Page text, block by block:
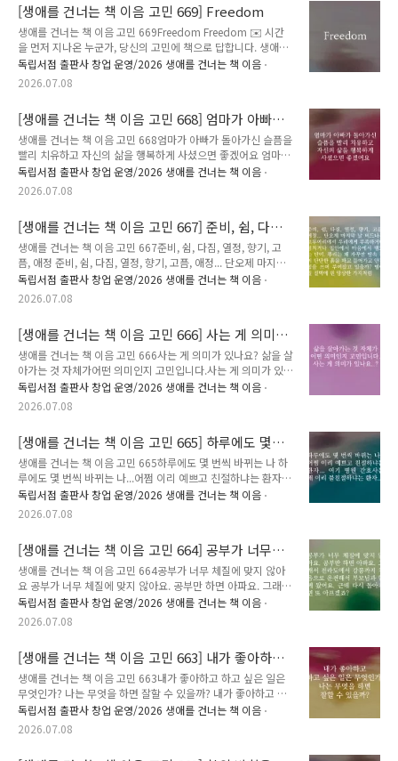
러분이 남겨주신 추천은 비슷한 고민을 하는 또 다른 누군가에게
다정한 이정표가 되어줄 예정입니다. 책 추천이 달린 고민 가운
데 80개를 선정해, 추천해주신 분의 이름(별명)으로 실제 고민을
남긴 분에게 추천 도서를 선물해 드립니다.🕰️ 이 고민은 2026
년 5월부터 6월까지 강릉 지역 7곳에서 진행된 [생애를 건..
[생애를 건너는 책 이음 고민 669] Freedom
생애를 건너는 책 이음 고민 669Freedom Freedom ✉️ 시간
을 먼저 지나온 누군가, 당신의 고민에 책으로 답합니다. 생애를
건너는 책 이음 : 시간을 건너 너에게 갈게.✍️ 고민에 어울리는
책과 그 이유, 그리고 응원의 한마디를 댓글에 남겨주세요.🎁 여
러분이 남겨주신 추천은 비슷한 고민을 하는 또 다른 누군가에게
데 80개를 선정해, 추천해주신 분의 이름(별명)으로 실제 고민을
남긴 분에게 추천 도서를 선물해 드립니다.🕰️ 이 고민은 2026
년 5월부터 6월까지 강릉 지역 7곳에서 진행된 [생애를 건너는
책 이음] 프로그램을 통해 접수되었습니다. 7월부터 8월까지 아
래 장소를 직접 방문해 고민 사연에 답장을 남길 ..
독립서점 출판사 창업 운영/2026 생애를 건너는 책 이음
2026.07.08
[생애를 건너는 책 이음 고민 668] 엄마가 아빠가
돌아가신 슬픔을 빨리 치유하고 자신의 삶을 행복
하게 사셨으면 좋겠어요
생애를 건너는 책 이음 고민 668엄마가 아빠가 돌아가신 슬픔을
빨리 치유하고 자신의 삶을 행복하게 사셨으면 좋겠어요 엄마가
아빠가 돌아가신 슬픔을 빨리 치유하고자신의 삶을 행복하게 사
셨으면 좋겠어요 ✉️ 시간을 먼저 지나온 누군가, 당신의 고민에
책으로 답합니다. 생애를 건너는 책 이음 : 시간을 건너 너에게
댓글에 남겨주세요.🎁 여러분이 남겨주신 추천은 비슷한 고민을
하는 또 다른 누군가에게 다정한 이정표가 되어줄 예정입니다.
책 추천이 달린 고민 가운데 80개를 선정해, 추천해주신 분의 이
름(별명)으로 실제 고민을 남긴 분에게 추천 도서를 선물해 드립
니다.🕰️ 이 고민은 2026년 5월부터 6월까지 강릉 지역 7곳..
독립서점 출판사 창업 운영/2026 생애를 건너는 책 이음
2026.07.08
[생애를 건너는 책 이음 고민 667] 준비, 쉼, 다짐,
열정, 향기, 고픔, 애정
생애를 건너는 책 이음 고민 667준비, 쉼, 다짐, 열정, 향기, 고
픔, 애정 준비, 쉼, 다짐, 열정, 향기, 고픔, 애정... 단오제 마지막
날 버드나무 브루어리에서 우리에게 부족하거나 넘치거나 입안
에서 마음에서 맴도는 단어. 뿌리는 왜 자꾸만 땅속 깊이 단단한
흙을 파고 들어가고 안간힘을 쓰며 부여잡고 있을까? 떨어질 절
고민에 책으로 답합니다. 생애를 건너는 책 이음 : 시간을 건너
너에게 갈게.✍️ 고민에 어울리는 책과 그 이유, 그리고 응원의
한마디를 댓글에 남겨주세요.🎁 여러분이 남겨주신 추천은 비슷
한 고민을 하는 또 다른 누군가에게 다정한 이정표가 되어줄 예
정입니다. 책 추천이 달린 고민 가운데 80개를 선정해..
독립서점 출판사 창업 운영/2026 생애를 건너는 책 이음
2026.07.08
[생애를 건너는 책 이음 고민 666] 사는 게 의미
가 있나요?
생애를 건너는 책 이음 고민 666사는 게 의미가 있나요? 삶을 살
아가는 것 자체가어떤 의미인지 고민입니다.사는 게 의미가 있나
요..? ✉️ 시간을 먼저 지나온 누군가, 당신의 고민에 책으로 답합
니다. 생애를 건너는 책 이음 : 시간을 건너 너에게 갈게.✍️ 고민
에 어울리는 책과 그 이유, 그리고 응원의 한마디를 댓글에 남겨
른 누군가에게 다정한 이정표가 되어줄 예정입니다. 책 추천이
달린 고민 가운데 80개를 선정해, 추천해주신 분의 이름(별명)으
로 실제 고민을 남긴 분에게 추천 도서를 선물해 드립니다.🕰️ 이
고민은 2026년 5월부터 6월까지 강릉 지역 7곳에서 진행된 [생
애를 건너는 책 이음] 프로그램을 통해 접수되었습니다...
독립서점 출판사 창업 운영/2026 생애를 건너는 책 이음
2026.07.08
[생애를 건너는 책 이음 고민 665] 하루에도 몇
번씩 바뀌는 나
생애를 건너는 책 이음 고민 665하루에도 몇 번씩 바뀌는 나 하
루에도 몇 번씩 바뀌는 나...어쩜 이리 예쁘고 친절하냐는 환자...
여기 병원 간호사는 왜 이리 불친절하냐는 환자... ✉️ 시간을 먼
저 지나온 누군가, 당신의 고민에 책으로 답합니다. 생애를 건너
는 책 이음 : 시간을 건너 너에게 갈게.✍️ 고민에 어울리는 책과
이 남겨주신 추천은 비슷한 고민을 하는 또 다른 누군가에게 다
정한 이정표가 되어줄 예정입니다. 책 추천이 달린 고민 가운데
80개를 선정해, 추천해주신 분의 이름(별명)으로 실제 고민을 남
긴 분에게 추천 도서를 선물해 드립니다.🕰️ 이 고민은 2026년
5월부터 6월까지 강릉 지역 7곳에서 진행된 [생애를 ..
독립서점 출판사 창업 운영/2026 생애를 건너는 책 이음
2026.07.08
[생애를 건너는 책 이음 고민 664] 공부가 너무
체질에 맞지 않아요
생애를 건너는 책 이음 고민 664공부가 너무 체질에 맞지 않아
요 공부가 너무 체질에 맞지 않아요. 공부만 하면 아파요. 그래서
전라도에서 강릉까지 처음으로 운전해서 부모님과 함께 왔어요.
근데 다시 돌아가면 또 아프겠죠? ✉️ 시간을 먼저 지나온 누군
가, 당신의 고민에 책으로 답합니다. 생애를 건너는 책 이음 : 시
고 응원의 한마디를 댓글에 남겨주세요.🎁 여러분이 남겨주신
추천은 비슷한 고민을 하는 또 다른 누군가에게 다정한 이정표가
되어줄 예정입니다. 책 추천이 달린 고민 가운데 80개를 선정해,
추천해주신 분의 이름(별명)으로 실제 고민을 남긴 분에게 추천
도서를 선물해 드립니다.🕰️ 이 고민은 2026년 5월부터 6월..
독립서점 출판사 창업 운영/2026 생애를 건너는 책 이음
2026.07.08
[생애를 건너는 책 이음 고민 663] 내가 좋아하고
하고 싶은 일은 무엇인가? 나는 무엇을 하면 잘할
수 있을까?
생애를 건너는 책 이음 고민 663내가 좋아하고 하고 싶은 일은
무엇인가? 나는 무엇을 하면 잘할 수 있을까? 내가 좋아하고 하
고 싶은 일은 무엇인가?나는 무엇을 하면 잘할 수 있을까? ✉️ 시
간을 먼저 지나온 누군가, 당신의 고민에 책으로 답합니다. 생애
를 건너는 책 이음 : 시간을 건너 너에게 갈게.✍️ 고민에 어울리
독립서점 출판사 창업 운영/2026 생애를 건너는 책 이음
2026.07.08